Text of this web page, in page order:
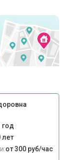
год
лет
от 300 руб/час